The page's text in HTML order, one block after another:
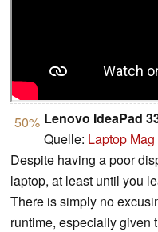
50% Lenovo IdeaPad
Quelle: Laptop Mag
Despite having a poor
laptop, at least until you
There is simply no
runtime, especially given